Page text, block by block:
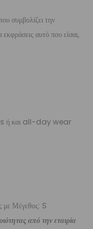
συμβολίζει την
αυτό που είσαι,
ή και all-day wear
με Μέγεθος: S
από την εταιρία